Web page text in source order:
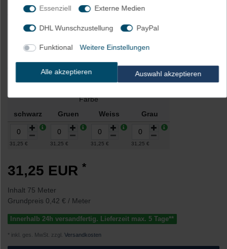
4,8mm farbig Polyolefin 125°C (2:1)
m. UL
Farbe
schwarz
Gruen Weiss Grau
31,25 € 31,25 € 31,25 € 31,25 €
31,25 EUR *
Inhalt 75 Meter
Grundpreis 0,42 € / Meter
Innerhalb 24h versandfertig. Lieferzeit max. 5 Tage**
* inkl. ges. MwSt. zzgl. Versandkosten
Essenziell Externe Medien
DHL Wunschzustellung PayPal
Funktional Weitere Einstellungen
Alle akzeptieren Auswahl akzeptieren